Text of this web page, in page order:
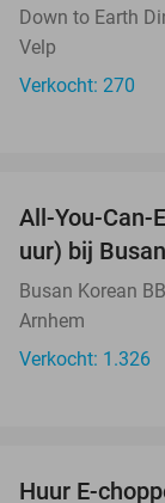
Down to Earth
Velp
Verkocht: 270
All-You-Can-
uur) bij
Busan Korean
Arnhem
Verkocht: 1.326
Huur E-